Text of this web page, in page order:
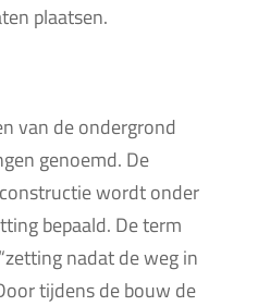
plaatsen.
van de ondergrond
genoemd. De
wordt onder
bepaald. De term
nadat de weg in
tijdens de bouw de